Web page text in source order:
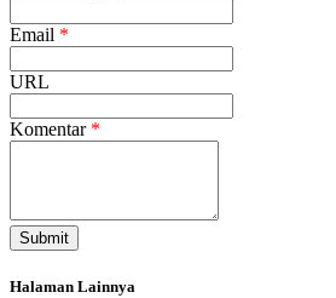
Email *
URL
Komentar *
Submit
Halaman Lainnya